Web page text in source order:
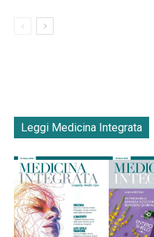
Leggi Medicina Integrata